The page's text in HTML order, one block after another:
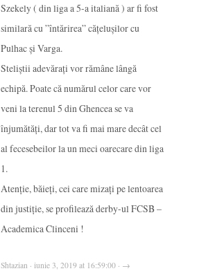
Szekely ( din liga a 5-a italiană ) ar fi fost
similară cu ”întărirea” cățelușilor cu
Pulhac și Varga.
Steliștii adevărați vor rămâne lângă
echipă. Poate că numărul celor care vor
veni la terenul 5 din Ghencea se va
înjumătăți, dar tot va fi mai mare decât cel
al fecesebeilor la un meci oarecare din liga
1.
Atenție, băieți, cei care mizați pe lentoarea
din justiție, se profilează derby-ul FCSB –
Academica Clinceni !
Shtazian · iunie 3, 2019 at 16:59:00 · →